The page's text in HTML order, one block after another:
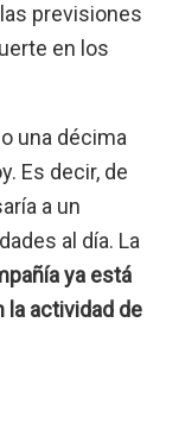
previsiones
en los
una décima
Es decir, de
a un
al día. La
ya está
la actividad de